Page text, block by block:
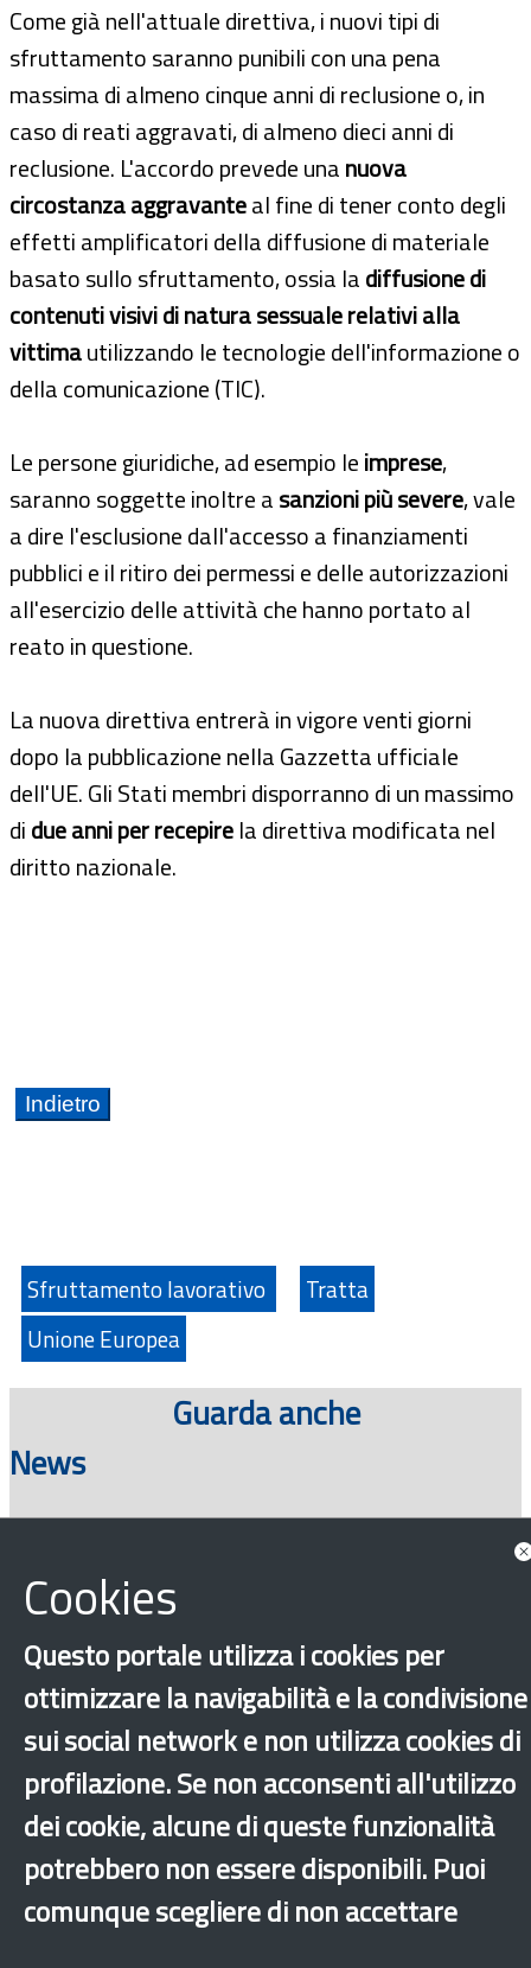
Come già nell'attuale direttiva, i nuovi tipi di
sfruttamento saranno punibili con una pena
massima di almeno cinque anni di reclusione o, in
caso di reati aggravati, di almeno dieci anni di
reclusione. L'accordo prevede unanuova
circostanza aggravanteal fine di tener conto degli
effetti amplificatori della diffusione di materiale
basato sullo sfruttamento, ossia ladiffusione di
contenuti visivi di natura sessuale relativi alla
vittimautilizzando le tecnologie dell'informazione o
della comunicazione (TIC).
Le persone giuridiche, ad esempio leimprese,
saranno soggette inoltre asanzioni più severe, vale
a dire l'esclusione dall'accesso a finanziamenti
pubblici e il ritiro dei permessi e delle autorizzazioni
all'esercizio delle attività che hanno portato al
reato in questione.
La nuova direttiva entrerà in vigore venti giorni
dopo la pubblicazione nella Gazzetta ufficiale
dell'UE. Gli Stati membri disporranno di un massimo
didue anni per recepirela direttiva modificata nel
diritto nazionale.
Sfruttamento lavorativo
Tratta
Unione Europea
Guarda anche
News
×
Cookies
Questo portale utilizza i cookies per
ottimizzare la navigabilità e la condivisione
sui social network e non utilizza cookies di
profilazione. Se non acconsenti all'utilizzo
dei cookie, alcune di queste funzionalità
potrebbero non essere disponibili. Puoi
comunque scegliere di non accettare
Dichiarazione di accessibilità Mappa del sito Legal & Privacy
Contatti
Sito archeologico